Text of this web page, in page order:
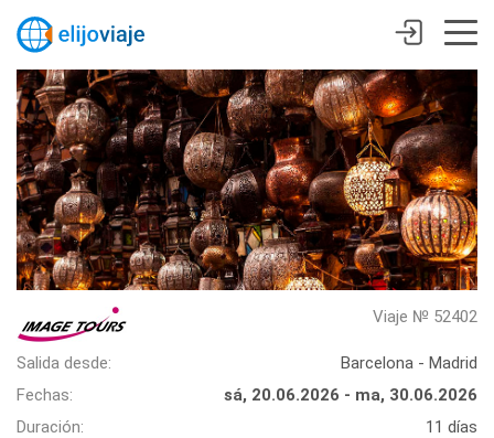
Viaje № 52402
Salida desde:
Barcelona - Madrid
Fechas:
sá, 20.06.2026 - ma, 30.06.2026
Duración:
11 días